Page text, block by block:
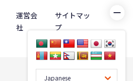
運営会
社
サイトマッ
プ